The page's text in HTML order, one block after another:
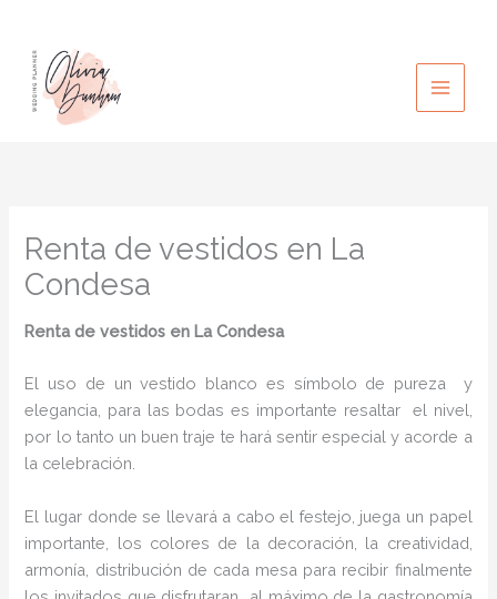
contenido
Renta de vestidos en La
Condesa
Renta de vestidos en La Condesa
El uso de un vestido blanco es símbolo de pureza y
elegancia, para las bodas es importante resaltar el nivel,
por lo tanto un buen traje te hará sentir especial y acorde a
la celebración.
El lugar donde se llevará a cabo el festejo, juega un papel
importante, los colores de la decoración, la creatividad,
armonía, distribución de cada mesa para recibir finalmente